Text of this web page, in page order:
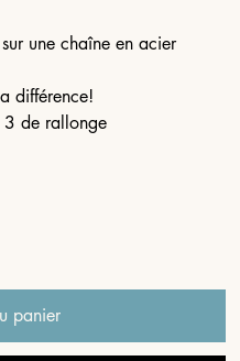
une chaîne en acier
différence!
3 de rallonge
panier